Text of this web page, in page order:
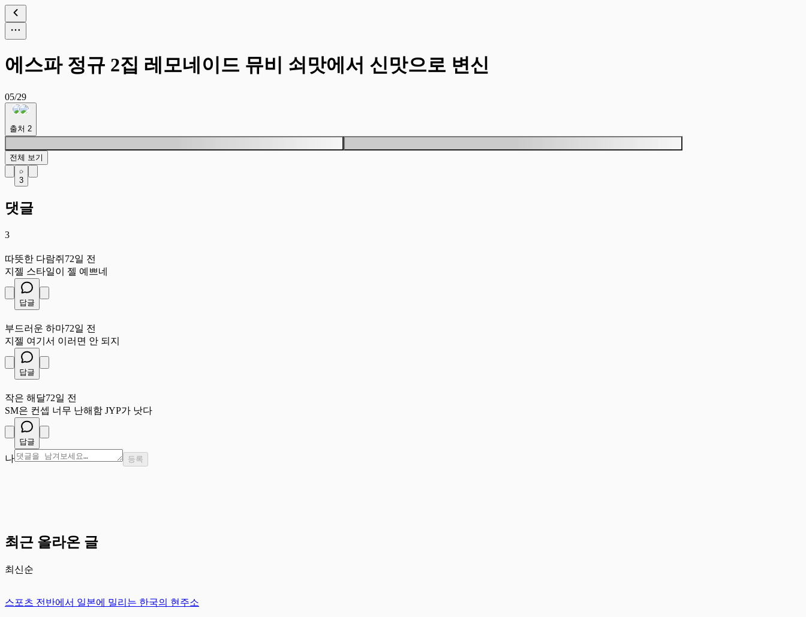
에스파 정규 2집 레모네이드 뮤비 쇠맛에서 신맛으로 변신
05/29
출처 2
전체 보기
3
댓글
3
따뜻한 다람쥐 72일 전
지젤 스타일이 젤 예쁘네
답글
부드러운 하마72일 전
지젤 여기서 이러면 안 되지
답글
작은 해달72일 전
SM은 컨셉 너무 난해함 JYP가 낫다
답글
나 등록
최근 올라온 글
최신순
스포츠 전반에서 일본에 밀리는 한국의 현주소